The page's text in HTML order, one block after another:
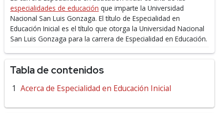
especialidades de educación que imparte la Universidad
Nacional San Luis Gonzaga. El título de Especialidad en
Educación Inicial es el título que otorga la Universidad Nacional
San Luis Gonzaga para la carrera de Especialidad en Educación.
Tabla de contenidos
Acerca de Especialidad en Educación Inicial